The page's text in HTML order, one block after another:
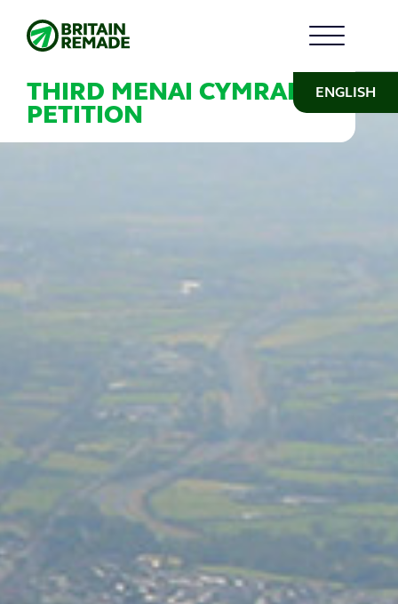
ENGLISH
THIRD MENAI CYMRAEG
PETITION